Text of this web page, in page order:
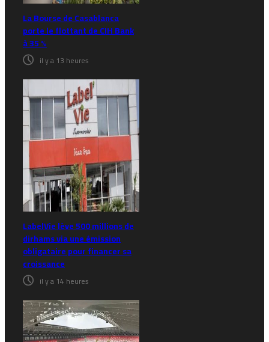
La Bourse de Casablanca
porte le flottant de CIH Bank
à 35 %
il y a 13 heures
LabelVie lève 500 millions de
dirhams via une émission
obligataire pour financer sa
croissance
il y a 14 heures